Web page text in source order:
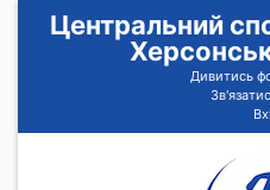
Центральний
Дивитись